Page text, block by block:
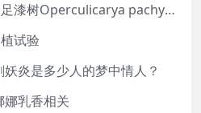
【块根】浅挖一下象足漆树Operculicarya pachypus
试验
炎是多少人的梦中情人？
乳香相关